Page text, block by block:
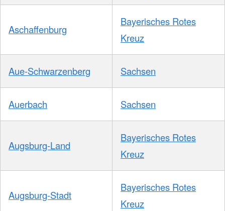
Aschaffenburg
Bayerisches Rotes
Kreuz
Aue-Schwarzenberg Sachsen
Auerbach Sachsen
Augsburg-Land
Bayerisches Rotes
Kreuz
Augsburg-Stadt
Bayerisches Rotes
Kreuz